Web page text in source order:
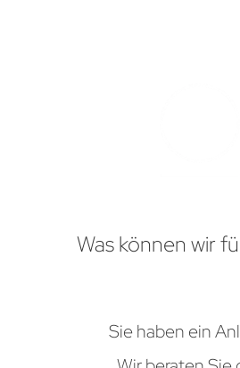
Was können wir
Sie haben ein